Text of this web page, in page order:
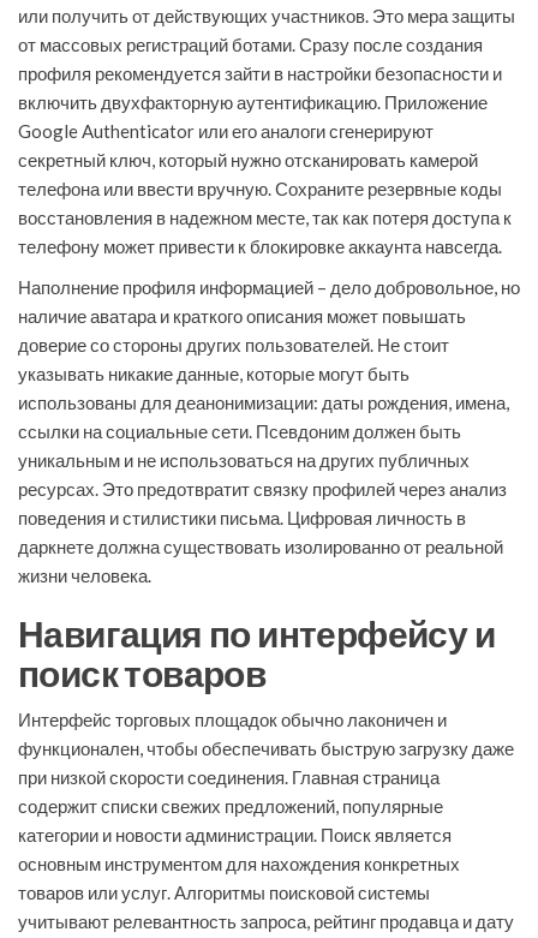
или получить от действующих участников. Это мера защиты
от массовых регистраций ботами. Сразу после создания
профиля рекомендуется зайти в настройки безопасности и
включить двухфакторную аутентификацию. Приложение
Google Authenticator или его аналоги сгенерируют
секретный ключ, который нужно отсканировать камерой
телефона или ввести вручную. Сохраните резервные коды
восстановления в надежном месте, так как потеря доступа к
телефону может привести к блокировке аккаунта навсегда.
Наполнение профиля информацией – дело добровольное, но
наличие аватара и краткого описания может повышать
доверие со стороны других пользователей. Не стоит
указывать никакие данные, которые могут быть
использованы для деанонимизации: даты рождения, имена,
ссылки на социальные сети. Псевдоним должен быть
уникальным и не использоваться на других публичных
ресурсах. Это предотвратит связку профилей через анализ
поведения и стилистики письма. Цифровая личность в
даркнете должна существовать изолированно от реальной
жизни человека.
Навигация по интерфейсу и
поиск товаров
Интерфейс торговых площадок обычно лаконичен и
функционален, чтобы обеспечивать быструю загрузку даже
при низкой скорости соединения. Главная страница
содержит списки свежих предложений, популярные
категории и новости администрации. Поиск является
основным инструментом для нахождения конкретных
товаров или услуг. Алгоритмы поисковой системы
учитывают релевантность запроса, рейтинг продавца и дату